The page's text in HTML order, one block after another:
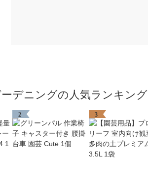
デニングの人気ランキング
2 3